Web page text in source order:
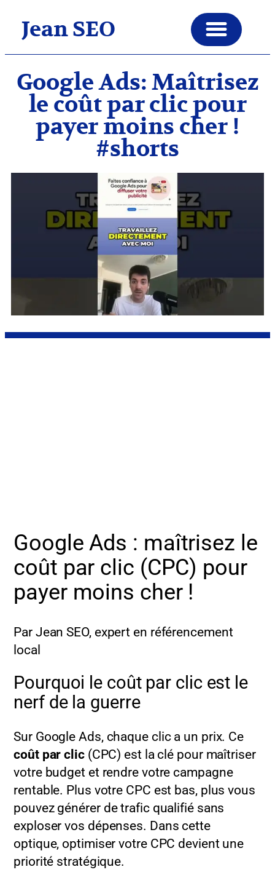
Jean SEO
Google Ads: Maîtrisez
le coût par clic pour
payer moins cher !
#shorts
Google Ads : maîtrisez le
coût par clic (CPC) pour
payer moins cher !
Par Jean SEO, expert en référencement
local
Pourquoi le coût par clic est le
nerf de la guerre
Sur Google Ads, chaque clic a un prix. Ce
coût par clic(CPC) est la clé pour maîtriser
votre budget et rendre votre campagne
rentable. Plus votre CPC est bas, plus vous
pouvez générer de trafic qualifié sans
exploser vos dépenses. Dans cette
optique, optimiser votre CPC devient une
priorité stratégique.